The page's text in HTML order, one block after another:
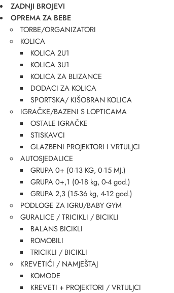
ZADNJI BROJEVI
OPREMA ZA BEBE
TORBE/ORGANIZATORI
KOLICA
KOLICA 2U1
KOLICA 3U1
KOLICA ZA BLIZANCE
DODACI ZA KOLICA
SPORTSKA/ KIŠOBRAN KOLICA
IGRAČKE/BAZENI S LOPTICAMA
OSTALE IGRAČKE
STISKAVCI
GLAZBENI PROJEKTORI I VRTULJCI
AUTOSJEDALICE
GRUPA 0+ (0-13 KG, 0-15 MJ.)
GRUPA 0+,1 (0-18 kg, 0-4 god.)
GRUPA 2,3 (15-36 kg, 4-12 god.)
PODLOGE ZA IGRU/BABY GYM
GURALICE / TRICIKLI / BICIKLI
BALANS BICIKLI
ROMOBILI
TRICIKLI / BICIKLI
KREVETIĆI / NAMJEŠTAJ
KOMODE
KREVETI + PROJEKTORI / VRTULJCI